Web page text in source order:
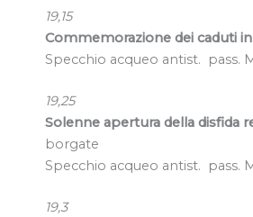
19,15
Commemorazione dei caduti
Specchio acqueo antist. pass.
19,25
Solenne apertura della disfida
borgate
Specchio acqueo antist. pass.
19,3